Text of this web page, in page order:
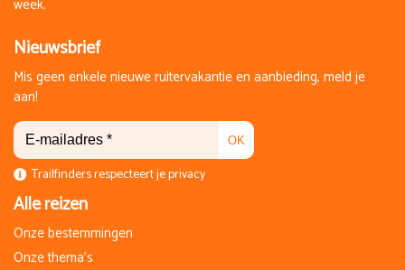
week.
Nieuwsbrief
Mis geen enkele nieuwe ruitervakantie en aanbieding, meld je
aan!
OK
Trailfinders respecteert je privacy
Alle reizen
Onze bestemmingen
Onze thema's